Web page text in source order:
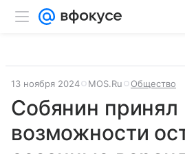
13 ноября 2024 MOS.Ru Общество
Собянин
возможности